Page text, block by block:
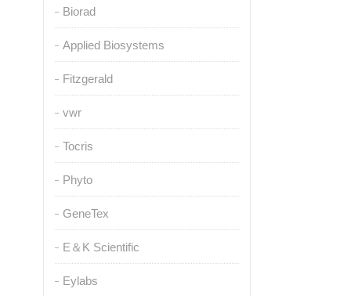
Biorad
Applied Biosystems
Fitzgerald
vwr
Tocris
Phyto
GeneTex
E＆K Scientific
Eylabs